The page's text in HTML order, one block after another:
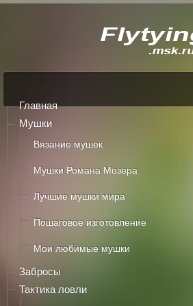
Главная
Мушки
Вязание мушек
Мушки Романа Мозера
Лучшие мушки мира
Пошаговое изготовление
Мои любимые мушки
Забросы
Тактика ловли